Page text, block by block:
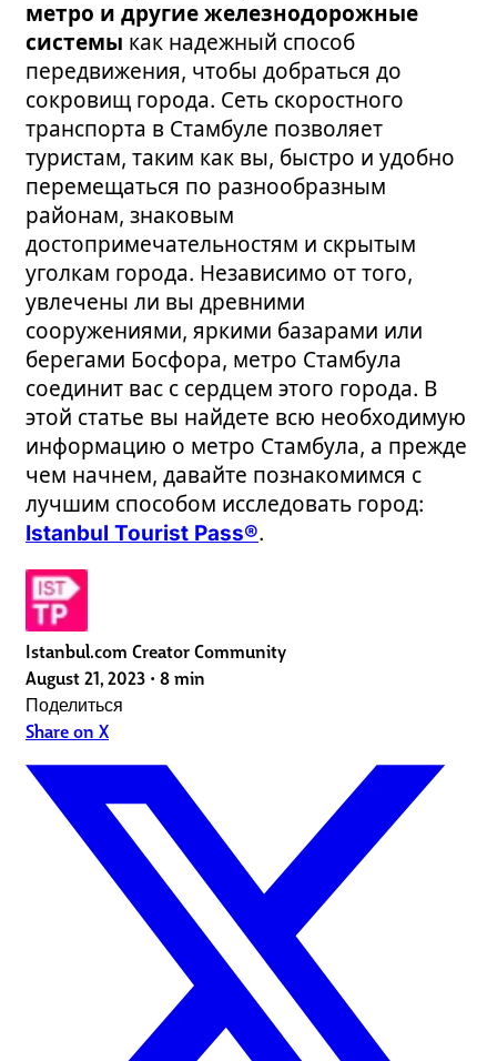
метро и другие железнодорожные
системы как надежный способ
передвижения, чтобы добраться до
сокровищ города. Сеть скоростного
транспорта в Стамбуле позволяет
туристам, таким как вы, быстро и удобно
перемещаться по разнообразным
районам, знаковым
достопримечательностям и скрытым
уголкам города. Независимо от того,
увлечены ли вы древними
сооружениями, яркими базарами или
берегами Босфора, метро Стамбула
соединит вас с сердцем этого города. В
этой статье вы найдете всю необходимую
информацию о метро Стамбула, а прежде
чем начнем, давайте познакомимся с
лучшим способом исследовать город:
Istanbul Tourist Pass®.
Istanbul.com Creator Community
August 21, 2023 • 8 min
Поделиться
Share on X